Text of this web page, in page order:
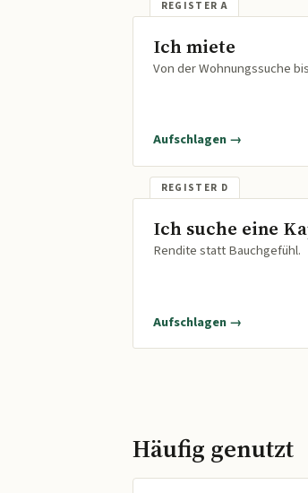
Ich miete
Von der Wohnungssuche
Aufschlagen →
Ich suche eine
Rendite statt Bauchgefühl.
Aufschlagen →
Häufig genutzt